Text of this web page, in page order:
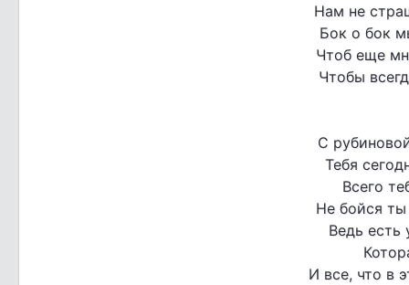
Нам не
Бок о бок
Чтоб еще
Чтобы
С
Тебя
Всего
Не бойся
Ведь есть
И все, что в